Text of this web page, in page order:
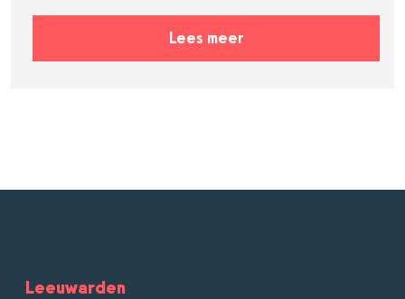
Lees meer
Leeuwarden